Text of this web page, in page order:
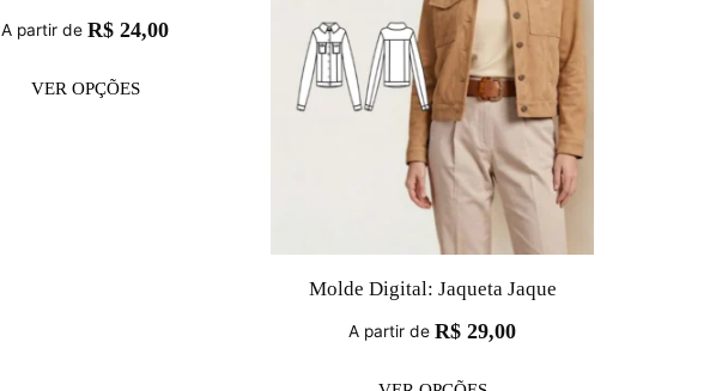
A partir de R$ 24,00
VER OPÇÕES
Molde Digital: Jaqueta Jaque
A partir de R$ 29,00